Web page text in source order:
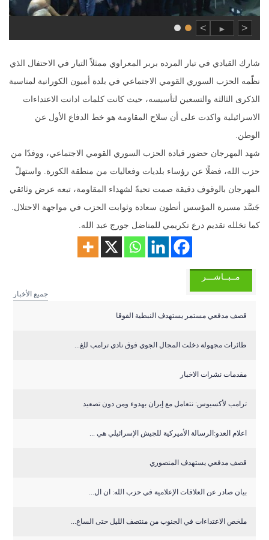
<
►
>
شارك القيادي في تيار المرده بربر المعراوي ممثلاً التيار في الاحتفال الذي
نظّمه الحزب السوري القومي الاجتماعي في بلدة أميون الكورانية لمناسبة
الذكرى الثالثة والتسعين لتأسيسه، حيث كانت كلمات ادانت الاعتداءات
الاسرائيلية واكدت على أن سلاح المقاومة هو خط الدفاع الأول عن
الوطن.
شهد المهرجان حضور قيادة الحزب السوري القومي الاجتماعي، ووفدًا من
حزب الله، فضلًا عن رؤساء بلديات وفعاليات من منطقة الكورة. واستهلّ
المهرجان بالوقوف دقيقة صمت تحيةً لشهداء المقاومة، تبعه عرض وثائقي
جَسَّد مسيرة المؤسس أنطون سعادة وثوابت الحزب في مواجهة الاحتلال.
كما تخلله تقديم درع تكريمي للمناضل جورج عبد الله.
مــبــاشـــر
جميع الأخبار
قصف مدفعي مستمر يستهدف النبطية الفوقا
طائرات مجهولة دخلت المجال الجوي فوق نادي ترامب للغ...
مقدمات نشرات الاخبار
ترامب لأكسيوس: نتعامل مع إيران بهدوء ومن دون تصعيد
اعلام العدو:الرسالة الأميركية للجيش الإسرائيلي هي ...
قصف مدفعي يستهدف المنصوري
بيان صادر عن العلاقات الإعلامية في حزب الله: ان ال...
ملخص الاعتداءات في الجنوب من منتصف الليل حتى الساع...